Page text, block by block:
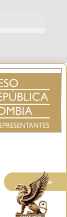
Conoce GOV.CO
Aceptar